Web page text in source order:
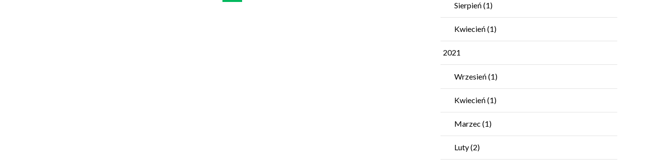
Sierpień (1)
Kwiecień (1)
2021
Wrzesień (1)
Kwiecień (1)
Marzec (1)
Luty(2)